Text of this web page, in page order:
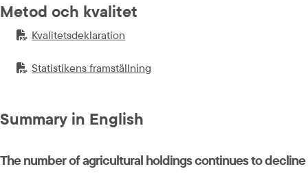
Metod och kvalitet
PDF-fil.
Kvalitetsdeklaration
pdf, 190.5 kB.
PDF-fil.
Statistikens framställning
pdf, 1.2 MB.
Summary in English
The number of agricultural holdings continues to decline